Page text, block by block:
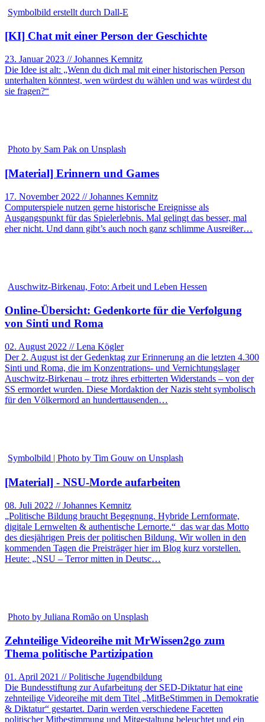
Symbolbild erstellt durch Dall-E
[KI] Chat mit einer Person der Geschichte
23. Januar 2023 // Johannes Kemnitz
Die Idee ist alt: „Wenn du dich mal mit einer historischen Person
unterhalten könntest, wen würdest du wählen und was würdest du
sie fragen?“
Photo by Sam Pak on Unsplash
[Material] Erinnern und Games
17. November 2022 // Johannes Kemnitz
Computerspiele nutzen gerne historische Ereignisse als
Ausgangspunkt für das Spielerlebnis. Mal gelingt das besser, mal
eher nicht. Und dann gibt’s auch noch ganz schlimme Ausreißer…
Auschwitz-Birkenau, Foto: Arbeit und Leben Hessen
Online-Übersicht: Gedenkorte für die Verfolgung
von Sinti und Roma
02. August 2022 // Lena Kögler
Der 2. August ist der Gedenktag zur Erinnerung an die letzten 4.300
Sinti und Roma, die im Konzentrations- und Vernichtungslager
Auschwitz-Birkenau – trotz ihres erbitterten Widerstands – von der
SS ermordet wurden. Diese Mordaktion der Nazis steht symbolisch
für den Völkermord an hunderttausenden…
Symbolbild | Photo by Tim Gouw on Unsplash
[Material] - NSU-Morde aufarbeiten
08. Juli 2022 // Johannes Kemnitz
„Politische Bildung braucht Begegnung. Hybride Lernformate,
digitale Lernwelten & authentische Lernorte.“ das war das Motto
des diesjährigen Preis der politischen Bildung. Wir wollen in den
kommenden Tagen die Preisträger hier im Blog kurz vorstellen.
Heute: „NSU – Terror mitten in Deutsc…
Photo by Juliana Romão on Unsplash
Zehnteilige Videoreihe mit MrWissen2go zum
Thema politische Partizipation
01. April 2021 // Politische Jugendbildung
Die Bundesstiftung zur Aufarbeitung der SED-Diktatur hat eine
zehnteilige Videoreihe mit dem Titel „MitBeStimmen in Demokratie
& Diktatur“ gestartet. Darin werden verschiedene Facetten
politischer Mitbestimmung und Mitgestaltung beleuchtet und ein